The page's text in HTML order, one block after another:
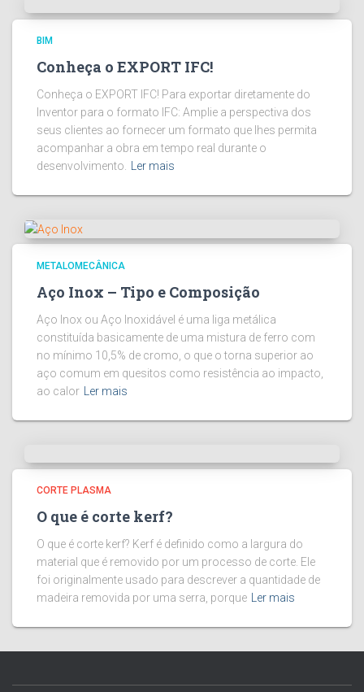
BIM
Conheça o EXPORT IFC!
Conheça o EXPORT IFC! Para exportar diretamente do
Inventor para o formato IFC: Amplie a perspectiva dos
seus clientes ao fornecer um formato que lhes permita
acompanhar a obra em tempo real durante o
desenvolvimento.
Ler mais
METALOMECÂNICA
Aço Inox – Tipo e Composição
Aço Inox ou Aço Inoxidável é uma liga metálica
constituída basicamente de uma mistura de ferro com
no mínimo 10,5% de cromo, o que o torna superior ao
aço comum em quesitos como resistência ao impacto,
ao calor
Ler mais
CORTE PLASMA
O que é corte kerf?
O que é corte kerf? Kerf é definido como a largura do
material que é removido por um processo de corte. Ele
foi originalmente usado para descrever a quantidade de
madeira removida por uma serra, porque
Ler mais